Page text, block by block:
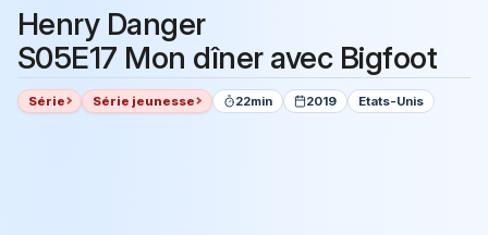
Henry Danger
S05E17 Mon dîner avec Bigfoot
Série Série jeunesse 22min 2019 Etats-Unis